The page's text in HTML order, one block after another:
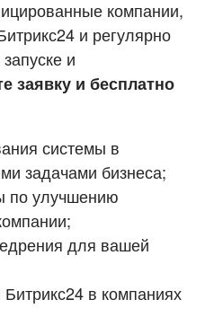
компании,
и регулярно
и
заявку и бесплатно
системы в
задачами бизнеса;
по улучшению
для вашей
в компаниях